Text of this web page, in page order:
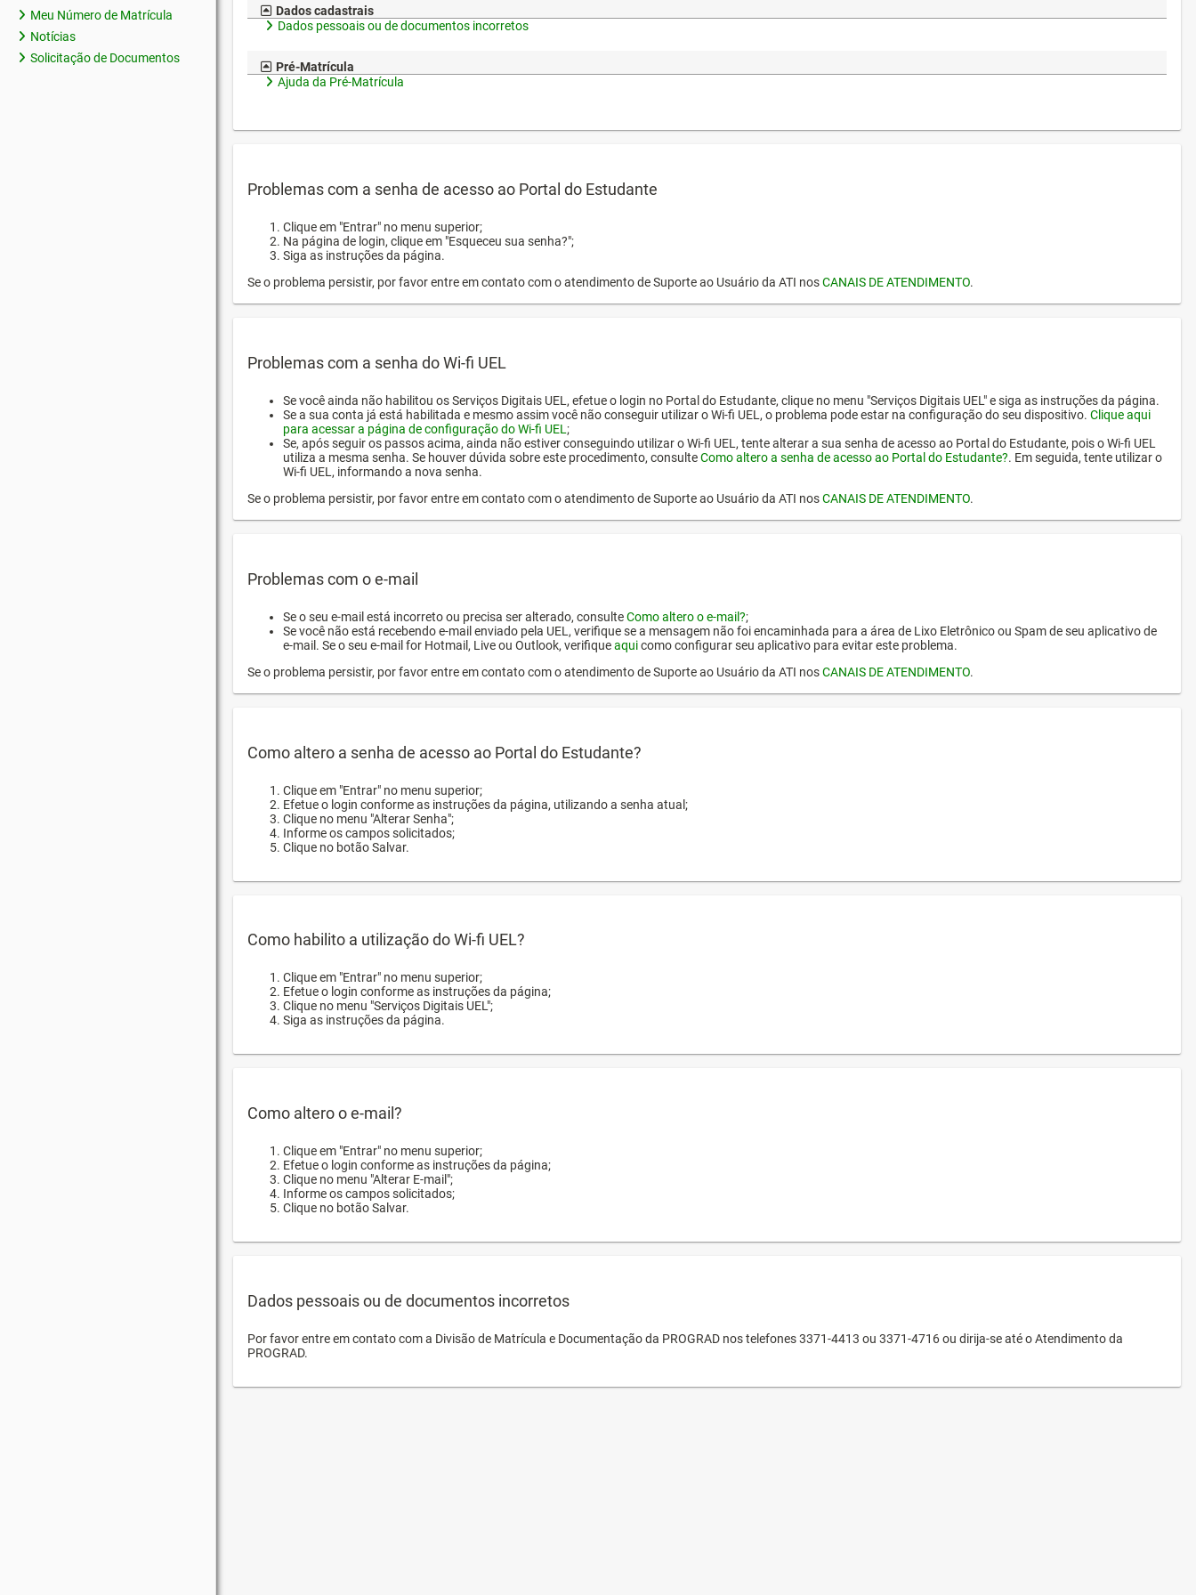
Meu Número de Matrícula
Notícias
Solicitação de Documentos
Dados cadastrais
Dados pessoais ou de documentos incorretos
Pré-Matrícula
Ajuda da Pré-Matrícula
Problemas com a senha de acesso ao Portal do Estudante
Clique em "Entrar" no menu superior;
Na página de login, clique em "Esqueceu sua senha?";
Siga as instruções da página.
Se o problema persistir, por favor entre em contato com o atendimento de Suporte ao Usuário da ATI nosCANAIS DE ATENDIMENTO.
Problemas com a senha do Wi-fi UEL
Se você ainda não habilitou os Serviços Digitais UEL, efetue o login no Portal do Estudante, clique no menu "Serviços Digitais UEL" e siga as instruções da página.
Se a sua conta já está habilitada e mesmo assim você não conseguir utilizar o Wi-fi UEL, o problema pode estar na configuração do seu dispositivo. Clique aqui
para acessar a página de configuração do Wi-fi UEL ;
Se, após seguir os passos acima, ainda não estiver conseguindo utilizar o Wi-fi UEL, tente alterar a sua senha de acesso ao Portal do Estudante, pois o Wi-fi UEL
utiliza a mesma senha. Se houver dúvida sobre este procedimento, consulteComo altero a senha de acesso ao Portal do Estudante?. Em seguida, tente utilizar o
Wi-fi UEL, informando a nova senha.
Se o problema persistir, por favor entre em contato com o atendimento de Suporte ao Usuário da ATI nosCANAIS DE ATENDIMENTO.
Problemas com o e-mail
Se o seu e-mail está incorreto ou precisa ser alterado, consulteComo altero o e-mail?;
Se você não está recebendo e-mail enviado pela UEL, verifique se a mensagem não foi encaminhada para a área de Lixo Eletrônico ou Spam de seu aplicativo de
e-mail. Se o seu e-mail for Hotmail, Live ou Outlook, verifiqueaquicomo configurar seu aplicativo para evitar este problema.
Se o problema persistir, por favor entre em contato com o atendimento de Suporte ao Usuário da ATI nosCANAIS DE ATENDIMENTO.
Como altero a senha de acesso ao Portal do Estudante?
Clique em "Entrar" no menu superior;
Efetue o login conforme as instruções da página, utilizando a senha atual;
Clique no menu "Alterar Senha";
Informe os campos solicitados;
Clique no botão Salvar.
Como habilito a utilização do Wi-fi UEL?
Clique em "Entrar" no menu superior;
Efetue o login conforme as instruções da página;
Clique no menu "Serviços Digitais UEL";
Siga as instruções da página.
Como altero o e-mail?
Clique em "Entrar" no menu superior;
Efetue o login conforme as instruções da página;
Clique no menu "Alterar E-mail";
Informe os campos solicitados;
Clique no botão Salvar.
Dados pessoais ou de documentos incorretos
Por favor entre em contato com a Divisão de Matrícula e Documentação da PROGRAD nos telefones 3371-4413 ou 3371-4716 ou dirija-se até o Atendimento da
PROGRAD.